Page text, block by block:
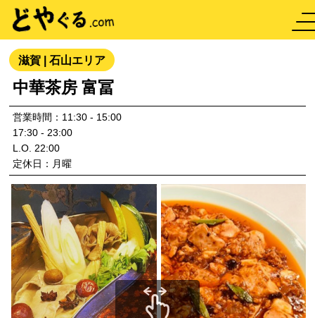
滋賀 | 石山エリア
中華茶房 富冨
営業時間：11:30 - 15:00
17:30 - 23:00
L.O. 22:00
定休日：月曜